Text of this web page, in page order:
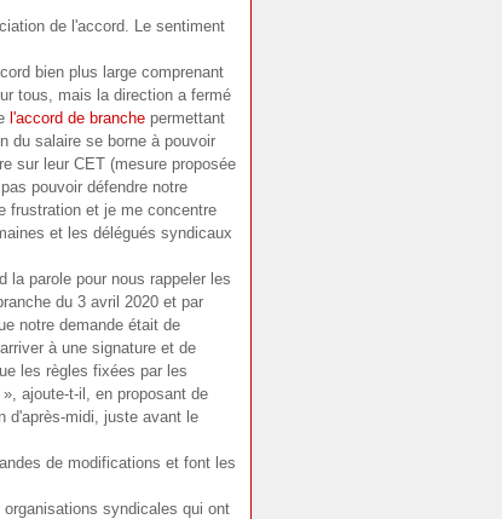
de l'accord. Le sentiment
bien plus large comprenant
tous, mais la direction a fermé
l'accord de branche permettant
du salaire se borne à pouvoir
sur leur CET (mesure proposée
pouvoir défendre notre
frustration et je me concentre
et les délégués syndicaux
la parole pour nous rappeler les
du 3 avril 2020 et par
notre demande était de
à une signature et de
les règles fixées par les
ajoute-t-il, en proposant de
d'après-midi, juste avant le
de modifications et font les
syndicales qui ont